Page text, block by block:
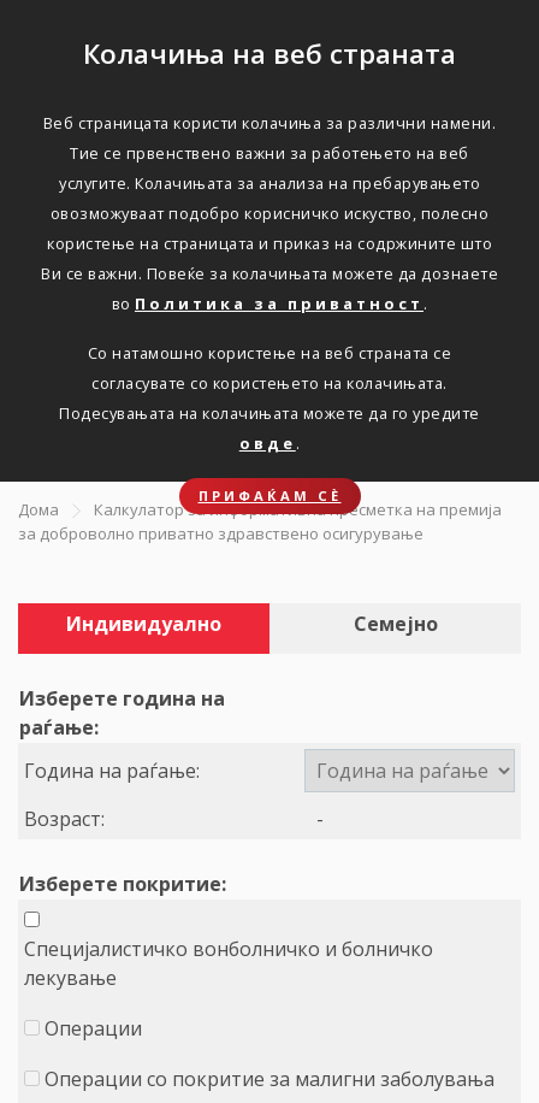
Колачиња на веб страната
Веб страницата користи колачиња за различни намени.
Тие се првенствено важни за работењето на веб
услугите. Колачињата за анализа на пребарувањето
овозможуваат подобро корисничко искуство, полесно
користење на страницата и приказ на содржините што
Ви се важни. Повеќе за колачињата можете да дознаете
во Политика за приватност .
Со натамошно користење на веб страната се
согласувате со користењето на колачињата.
Подесувањата на колачињата можете да го уредите
овде .
ПРИФАЌАМ СЀ
ДОБРОВОЛНО ПРИВАТНО ЗДРАВСТВЕНО
ОСИГУРУВАЊЕ
Направете
информативна
пресметка на премија за
здравствено
осигурување
Дома
Калкулатор за информативна пресметка на премија
за доброволно приватно здравствено осигурување
Индивидуално Семејно
Изберете година на
раѓање:
Година на раѓање:
Возраст:
-
Изберете покритие:
Специјалистичко вонболничко и болничко
лекување
Операции
Операции со покритие за малигни заболувања